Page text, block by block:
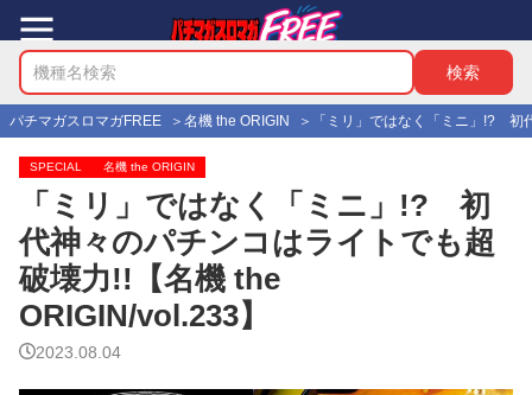
パチマガスロマガFREE 名機 the ORIGIN 「ミリ」ではなく「ミニ」!? 初
SPECIAL 名機 the ORIGIN
「ミリ」ではなく「ミニ」!? 初
代神々のパチンコはライトでも超
破壊力!!【名機 the
ORIGIN/vol.233】
2023.08.04